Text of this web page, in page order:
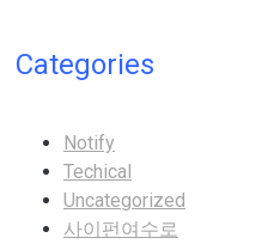
Categories
Notify
Techical
Uncategorized
사이펀여수로